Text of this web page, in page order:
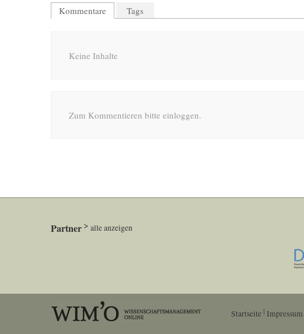
Kommentare Tags
Keine Inhalte
Zum Kommentieren bitte einloggen.
Partner alle anzeigen
Startseite Impressum